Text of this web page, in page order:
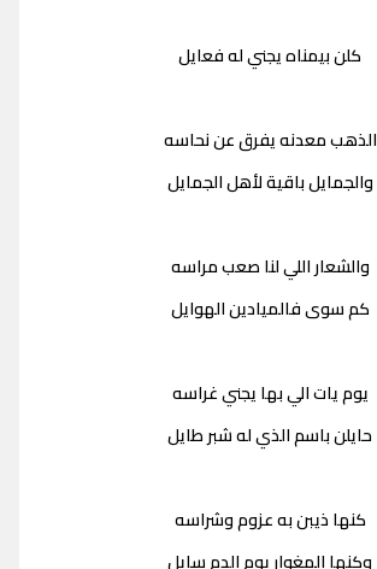
كلن بيمناه يجني له فعايل
الذهب معدنه يفرق عن نحاسه
والجمايل باقية لأهل الجمايل
والشعار اللي لنا صعب مراسه
كم سوى فالميادين الهوايل
يوم يات الي بها يجني غراسه
حايلن باسم الذي له شبر طايل
كنها ذيبن به عزوم وشراسه
وكنها المغوار يوم الدم سايل